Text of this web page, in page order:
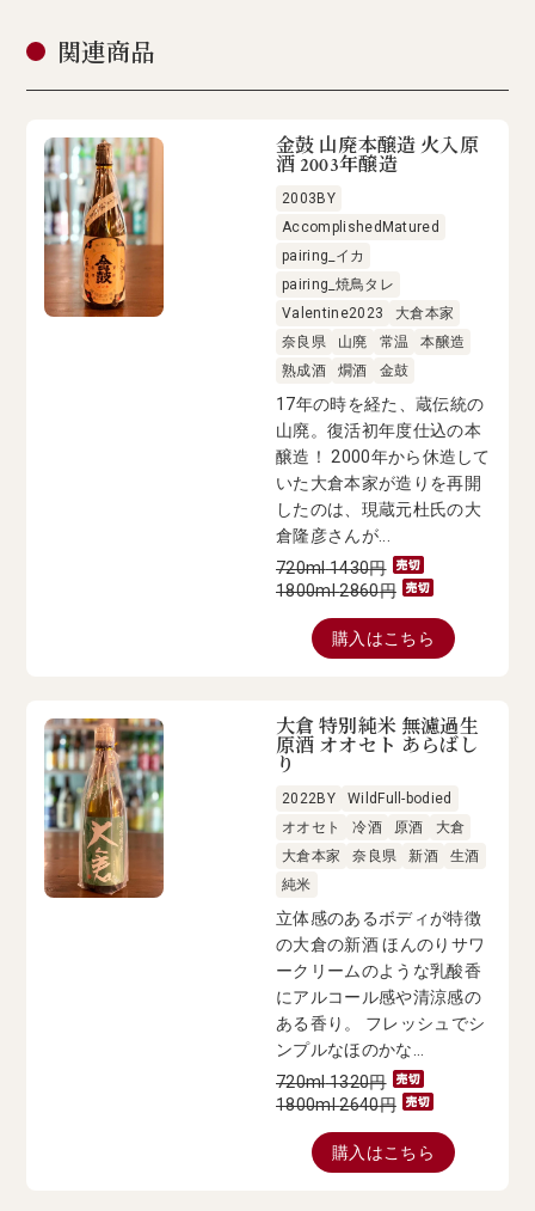
関連商品
金鼓 山廃本醸造 火入原
酒 2003年醸造
2003BY
AccomplishedMatured
pairing_イカ
pairing_焼鳥タレ
Valentine2023
大倉本家
奈良県
山廃 常温
本醸造
熟成酒
燗酒 金鼓
17年の時を経た、蔵伝統の
山廃。復活初年度仕込の本
醸造！ 2000年から休造して
いた大倉本家が造りを再開
したのは、現蔵元杜氏の大
倉隆彦さんが...
720ml 1430円
1800ml 2860円
購入はこちら
大倉 特別純米 無濾過生
原酒 オオセト あらばし
り
2022BY
WildFull-bodied
オオセト
冷酒 原酒
大倉
大倉本家
奈良県 新酒
生酒
純米
立体感のあるボディが特徴
の大倉の新酒 ほんのりサワ
ークリームのような乳酸香
にアルコール感や清涼感の
ある香り。 フレッシュでシ
ンプルなほのかな...
720ml 1320円
1800ml 2640円
購入はこちら